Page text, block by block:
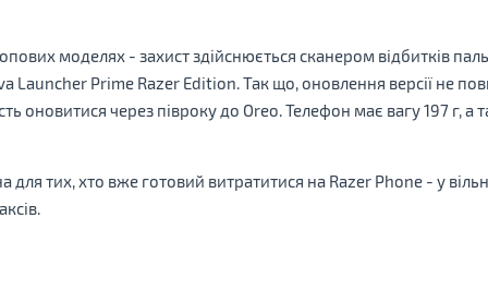
моделях - захист здійснюється сканером відбитків
Launcher Prime Razer Edition. Так що, оновлення версії не
оновитися через півроку до Oreo. Телефон має вагу 197 г, а
тих, хто вже готовий витратитися на Razer Phone - у